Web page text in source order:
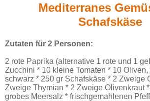
Mediterranes
Schafskäse
Zutaten für 2 Personen:
2 rote Paprika (alternative 1 rote und 1
Zucchini * 10 kleine Tomaten * 10 Oliven,
schwarz * 250 gr Schafskäse * 2 Zweige
Zweige Thymian * 2 Zweige Olivenkraut
grobes Meersalz * frischgemahlenen